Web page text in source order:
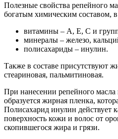
Полезные свойства репейного
богатым химическим составом, в
витамины – А, Е, С и
минералы – железо,
полисахариды – инулин.
Также в составе присутствуют
стеариновая, пальмитиновая.
При нанесении репейного
образуется жирная пленка,
Полисахарид инулин действует
поверхность кожи и волос от
скопившегося жира и грязи.